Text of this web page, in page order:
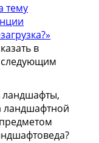
тему
в
ландшафты,
ландшафтной